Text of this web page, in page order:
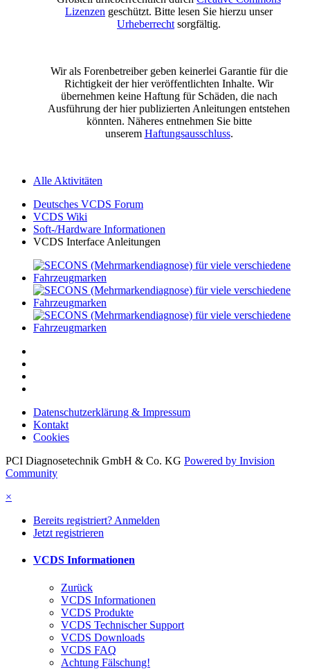
Lizenzen geschützt. Bitte lesen Sie hierzu unser
Urheberrecht sorgfältig.
Wir als Forenbetreiber geben keinerlei Garantie für die
Richtigkeit der hier veröffentlichten Inhalte. Wir
übernehmen keine Haftung für Schäden, die nach
Ausführung der hier publizierten Anleitungen entstehen
könnten. Näheres entnehmen Sie bitte
unserem Haftungsausschluss.
Alle Aktivitäten
Deutsches VCDS Forum
VCDS Wiki
Soft-/Hardware Informationen
VCDS Interface Anleitungen
Datenschutzerklärung & Impressum
Kontakt
Cookies
PCI Diagnosetechnik GmbH & Co. KG Powered by Invision
Community
×
Bereits registriert? Anmelden
Jetzt registrieren
VCDS Informationen
Zurück
VCDS Informationen
VCDS Produkte
VCDS Technischer Support
VCDS Downloads
VCDS FAQ
Achtung Fälschung!